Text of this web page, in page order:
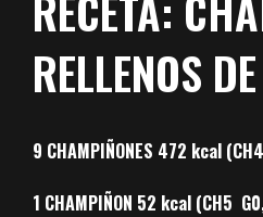
RELLENOS
9 CHAMPIÑONES 472 kcal
1 CHAMPIÑON 52 kcal (CH5